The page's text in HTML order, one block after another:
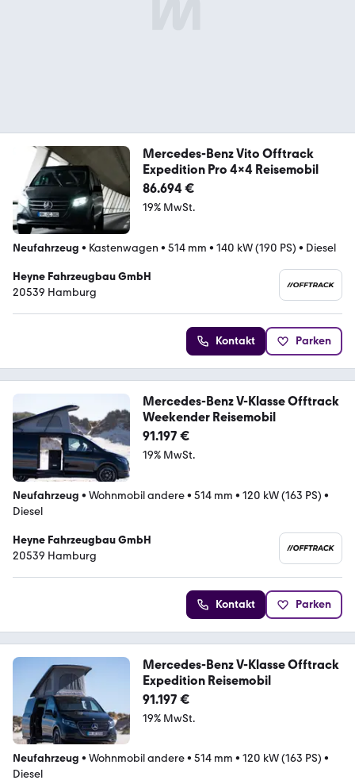
Mercedes-Benz Vito Offtrack
Expedition Pro 4x4 Reisemobil
86.694 €
19% MwSt.
Neufahrzeug • Kastenwagen • 514 mm • 140 kW (190 PS) • Diesel
Heyne Fahrzeugbau GmbH
20539 Hamburg
Kontakt Parken
Mercedes-Benz V-Klasse Offtrack
Weekender Reisemobil
91.197 €
19% MwSt.
Neufahrzeug • Wohnmobil andere• 514 mm • 120 kW (163 PS) •
Diesel
Heyne Fahrzeugbau GmbH
20539 Hamburg
Kontakt Parken
Mercedes-Benz V-Klasse Offtrack
Expedition Reisemobil
91.197 €
19% MwSt.
Neufahrzeug • Wohnmobil andere• 514 mm • 120 kW (163 PS) •
Diesel